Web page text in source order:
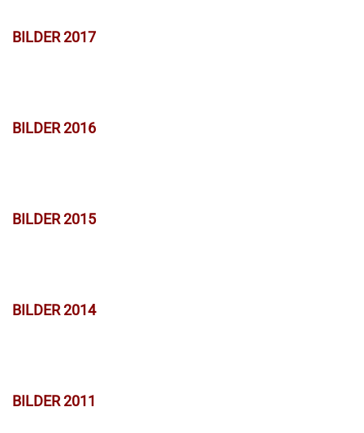
BILDER 2017
BILDER 2016
BILDER 2015
BILDER 2014
BILDER 2011